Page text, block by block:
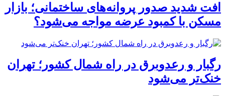
افت شدید صدور پروانه‌های ساختمانی؛ بازار
مسکن با کمبود عرضه مواجه می‌شود؟
رگبار و رعدوبرق در راه شمال کشور؛ تهران
خنک‌تر می‌شود